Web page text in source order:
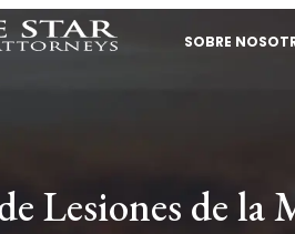
SOBRE
Lesiones de la